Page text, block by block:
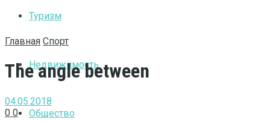
Туризм
Недвижимость
Общество
Главная Спорт
The angle between
04.05.2018
0 0